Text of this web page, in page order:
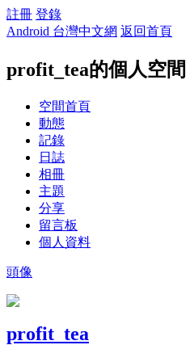
註冊 登錄
Android 台灣中文網 返回首頁
profit_tea的個人空間
空間首頁
動態
記錄
日誌
相冊
主題
分享
留言板
個人資料
頭像
profit_tea